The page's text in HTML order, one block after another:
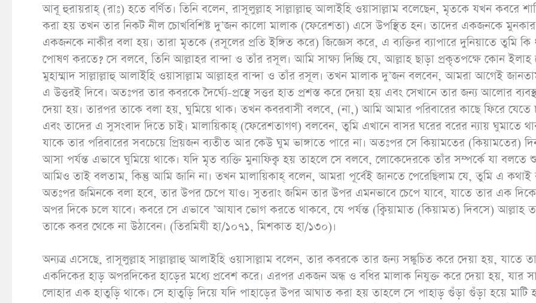
আবূ হুরায়রাহ্ (রাঃ) হতে বর্ণিত। তিনি বলেন, রাসূলুল্লাহ সাল্লাল্লাহু আলাইহি ওয়াসাল্লাম বলেছেন, মৃতকে যখন কবরে
করা হয় তখন তার নিকট নীল চোখবিশিষ্ট দু’জন কালো মালাক (ফেরেশতা) এসে উপস্থিত হন। তাদের একজনকে
একজনকে নাকীর বলা হয়। তারা মৃতকে (রসূলের প্রতি ইঙ্গিত করে) জিজ্ঞেস করে, এ ব্যক্তির ব্যাপারে দুনিয়াতে তুমি কি
পোষণ করতে? সে বলবে, তিনি আল্লাহর বান্দা ও তাঁর রসূল। আমি সাক্ষ্য দিচ্ছি যে, আল্লাহ ছাড়া প্রকৃতপক্ষে কোন ইলাহ
মুহাম্মাদ সাল্লাল্লাহু আলাইহি ওয়াসাল্লাম আল্লাহর বান্দা ও তাঁর রসূল। তখন মালাক দু’জন বলবেন, আমরা আগেই
এ উত্তরই দিবে। অতঃপর তার কবরকে দৈর্ঘ্যে-প্রস্থে সত্তর হাত প্রশস্ত করে দেয়া হয় এবং সেখানে তার জন্য আলোর
দেয়া হয়। তারপর তাকে বলা হয়, ঘুমিয়ে থাক। তখন কবরবাসী বলবে, (না,) আমি আমার পরিবারের কাছে ফিরে যেতে
এবং তাদের এ সুসংবাদ দিতে চাই। মালায়িকাহ্ (ফেরেশতাগণ) বলবেন, তুমি এখানে বাসর ঘরের বরের ন্যায় ঘুমাতে
যাকে তার পরিবারের সবচেয়ে প্রিয়জন ব্যতীত আর কেউ ঘুম ভাঙ্গাতে পারে না। অতঃপর সে কিয়ামতের (কিয়ামতের)
আসা পর্যন্ত এভাবে ঘুমিয়ে থাকে। যদি মৃত ব্যক্তি মুনাফিক্ব হয় তাহলে সে বলবে, লোকেদেরকে তাঁর সম্পর্কে যা বলতে
আমিও তাই বলতাম, কিন্তু আমি জানি না। তখন মালায়িকাহ্ বলেন, আমরা পূর্বেই জানতে পেরেছিলাম যে, তুমি এ কথাই
অতঃপর জমিনকে বলা হবে, তার উপর চেপে যাও। সুতরাং জমিন তার উপর এমনভাবে চেপে যাবে, যাতে তার এক
অপর দিকে চলে যাবে। কবরে সে এভাবে ’আযাব ভোগ করতে থাকবে, যে পর্যন্ত (ক্বিয়ামাত (কিয়ামত) দিবসে) আল্লাহ
তাকে কবর থেকে না উঠাবেন। (তিরমিযী হা/১০৭১, মিশকাত হা/১৩০)।
অন্যত্র এসেছে, রাসূলুল্লাহ সাল্লাল্লাহু আলাইহি ওয়াসাল্লাম বলেন, তার কবরকে তার জন্য সঙ্কুচিত করে দেয়া হয়, যাতে
একদিকের হাড় অপরদিকের হাড়ের মধ্যে প্রবেশ করে। এরপর একজন অন্ধ ও বধির মালাক নিযুক্ত করে দেয়া হয়, যার
লোহার এক হাতুড়ি থাকে। সে হাতুড়ি দিয়ে যদি পাহাড়ের উপর আঘাত করা হয় তাহলে সে পাহাড় গুঁড়া গুঁড়া হয়ে মাটি